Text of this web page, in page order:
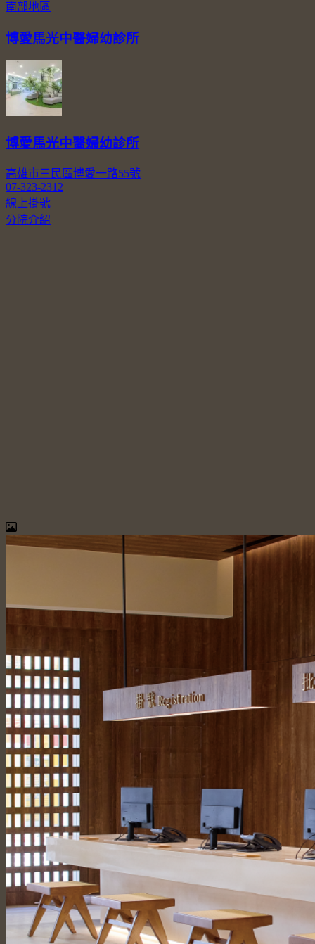
南部地區
博愛馬光中醫婦幼診所
博愛馬光中醫婦幼診所
高雄市三民區博愛一路55號
07-323-2312
線上掛號
分院介紹